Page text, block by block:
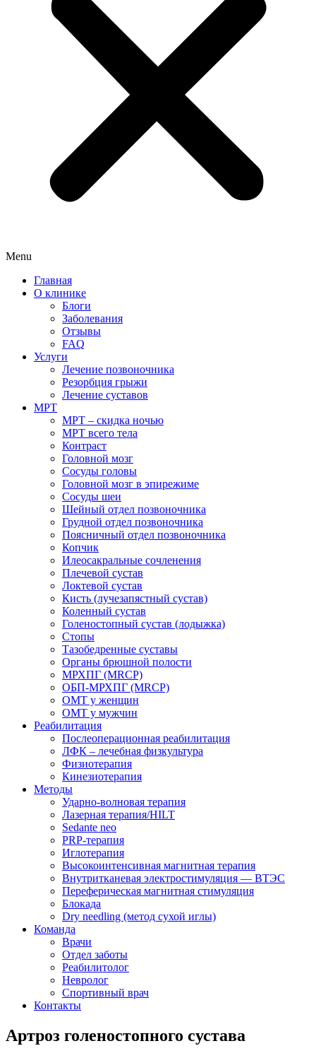
Menu
Главная
О клинике
Блоги
Заболевания
Отзывы
FAQ
Услуги
Лечение позвоночника
Резорбция грыжи
Лечение суставов
МРТ
МРТ – скидка ночью
МРТ всего тела
Контраст
Головной мозг
Сосуды головы
Головной мозг в эпирежиме
Сосуды шеи
Шейный отдел позвоночника
Грудной отдел позвоночника
Поясничный отдел позвоночника
Копчик
Илеосакральные сочленения
Плечевой сустав
Локтевой сустав
Кисть (лучезапястный сустав)
Коленный сустав
Голеностопный сустав (лодыжка)
Стопы
Тазобедренные суставы
Органы брюшной полости
МРХПГ (MRCP)
ОБП-МРХПГ (MRCP)
ОМТ у женщин
ОМТ у мужчин
Реабилитация
Послеоперационная реабилитация
ЛФК – лечебная физкультура
Физиотерапия
Кинезиотерапия
Методы
Ударно-волновая терапия
Лазерная терапия/HILT
Sedante neo
PRP-терапия
Иглотерапия
Высокоинтенсивная магнитная терапия
Внутритканевая электростимуляция — ВТЭС
Переферическая магнитная стимуляция
Блокада
Dry needling (метод сухой иглы)
Команда
Врачи
Отдел заботы
Реабилитолог
Невролог
Спортивный врач
Контакты
Артроз голеностопного сустава